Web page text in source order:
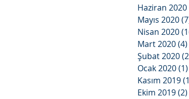
Haziran 2020
Mayıs 2020
Nisan 2020
Mart 2020(4)
Şubat 2020
Ocak 2020(1)
Kasım 2019
Ekim 2019(2)